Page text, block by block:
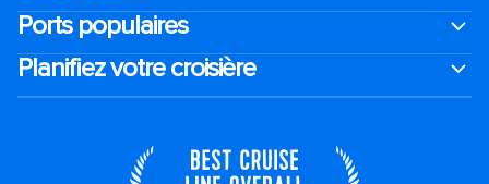
Ports populaires
Planifiez votre croisière